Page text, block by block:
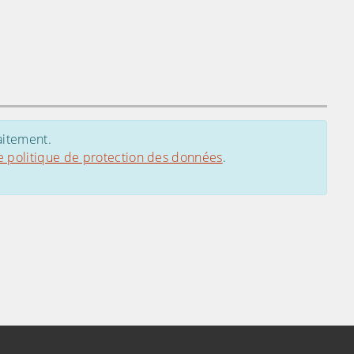
politique de protection des données.